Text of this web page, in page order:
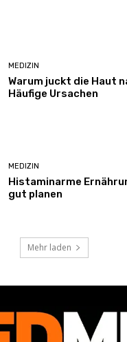
MEDIZIN
Warum juckt die Haut
Häufige Ursachen
MEDIZIN
Histaminarme
gut planen
Mehr laden